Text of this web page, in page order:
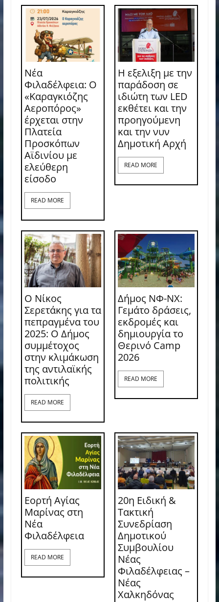
Νέα
Φιλαδέλφεια: Ο
«Καραγκιόζης
Αεροπόρος»
έρχεται στην
Πλατεία
Προσκόπων
Αϊδινίου με
ελεύθερη
είσοδο
READ MORE
Η εξελιξη με την
παράδοση σε
ιδιώτη των LED
εκθέτει και την
προηγούμενη
και την νυν
Δημοτική Αρχή
READ MORE
Ο Νίκος
Σερετάκης για τα
πεπραγμένα του
2025: Ο Δήμος
συμμέτοχος
στην κλιμάκωση
της αντιλαϊκής
πολιτικής
READ MORE
Δήμος ΝΦ-ΝΧ:
Γεμάτο δράσεις,
εκδρομές και
δημιουργία το
Θερινό Camp
2026
READ MORE
Εορτή Αγίας
Μαρίνας στη
Νέα
Φιλαδέλφεια
READ MORE
20η Ειδική &
Τακτική
Συνεδρίαση
Δημοτικού
Συμβουλίου
Νέας
Φιλαδέλφειας –
Νέας
Χαλκηδόνας